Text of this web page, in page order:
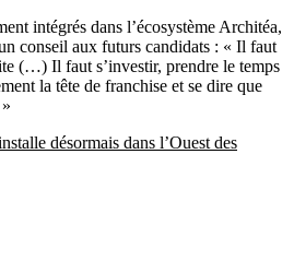
intégrés dans l’écosystème Architéa,
conseil aux futurs candidats : « Il faut
(…) Il faut s’investir, prendre le temps
la tête de franchise et se dire que
désormais dans l’Ouest des